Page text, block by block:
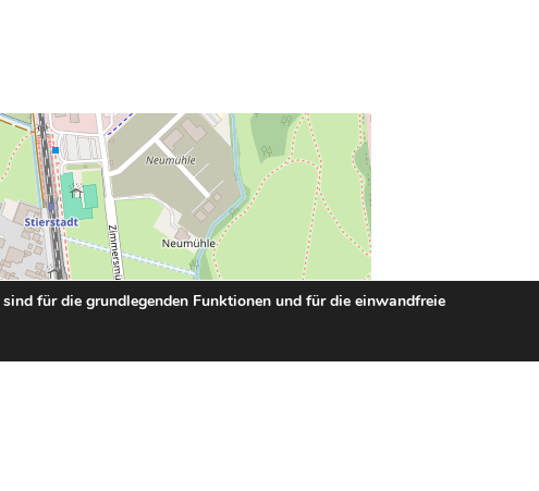
für die grundlegenden Funktionen und für die einwandfreie